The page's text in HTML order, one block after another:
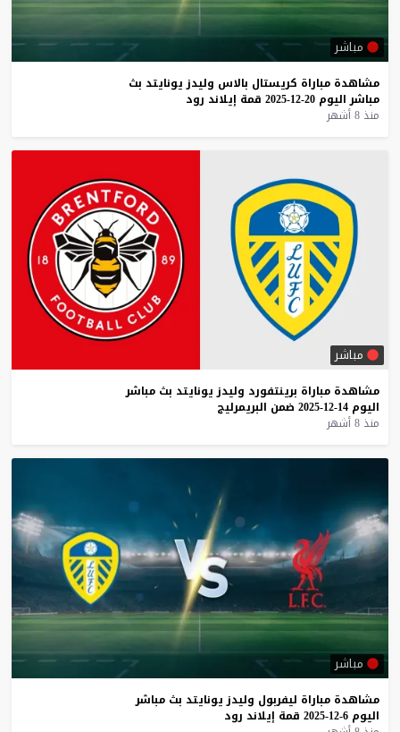
مباشر
مشاهدة مباراة كريستال بالاس وليدز يونايتد بث
مباشر اليوم 20-12-2025 قمة إيلاند رود
منذ 8 أشهر
مباشر
مشاهدة مباراة برينتفورد وليدز يونايتد بث مباشر
اليوم 14-12-2025 ضمن البريمرليج
منذ 8 أشهر
مباشر
مشاهدة مباراة ليفربول وليدز يونايتد بث مباشر
اليوم 6-12-2025 قمة إيلاند رود